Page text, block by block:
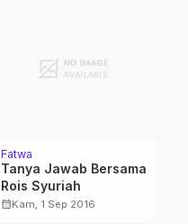
Fatwa
Tanya Jawab Bersama
Rois Syuriah
calendar_monthKam, 1 Sep 2016